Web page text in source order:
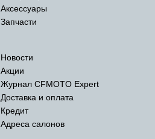
Аксессуары
Запчасти
Новости
Акции
Журнал CFMOTO Expert
Доставка и оплата
Кредит
Адреса салонов